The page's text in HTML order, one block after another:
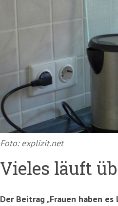
Foto: explizit.net
Vieles läuft
Der Beitrag „Frauen haben